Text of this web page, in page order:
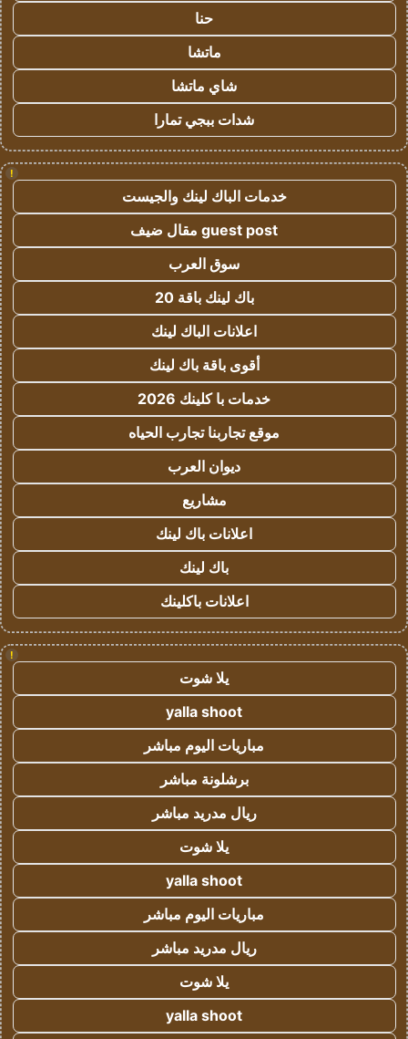
حنا
ماتشا
شاي ماتشا
شدات ببجي تمارا
!
خدمات الباك لينك والجيست
guest post مقال ضيف
سوق العرب
باك لينك باقة 20
اعلانات الباك لينك
أقوى باقة باك لينك
خدمات با كلينك 2026
موقع تجاربنا تجارب الحياه
ديوان العرب
مشاريع
اعلانات باك لينك
باك لينك
اعلانات باكلينك
!
يلا شوت
yalla shoot
مباريات اليوم مباشر
برشلونة مباشر
ريال مدريد مباشر
يلا شوت
yalla shoot
مباريات اليوم مباشر
ريال مدريد مباشر
يلا شوت
yalla shoot